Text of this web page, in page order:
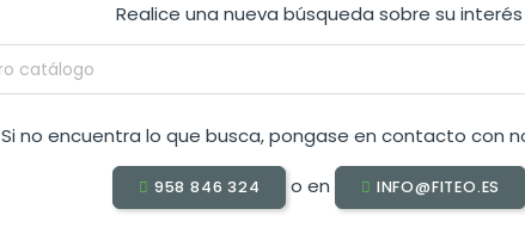
Realice una nueva búsqueda sobre su interés
Si no encuentra lo que busca, pongase en contacto con
958 846 324 o en INFO@FITEO.ES